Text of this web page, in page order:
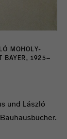
MOHOLY-
BAYER, 1925–
und László